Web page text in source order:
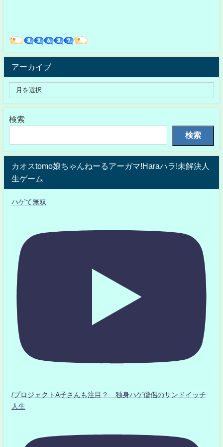
アーカイブ
検索
検索
カオスtomo娘ちゃんねーるアーガマ!Haraハラ!未解決人
生ゲーム
ハゲて無双
/プロジェクトA子さんも注目？ 独身ハゲ僧侶のサンドイッチ
人生